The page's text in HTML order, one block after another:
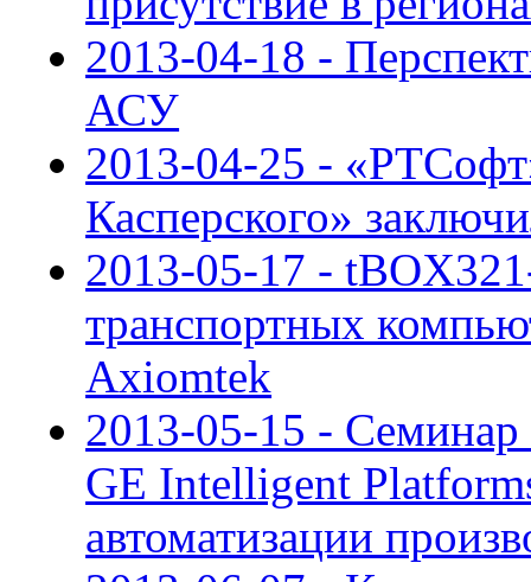
2013-04-18 -
АСУ
2013-04-25 -
Касперского»
2013-05-17 -
транспортных
Axiomtek
2013-05-15 -
GE Intelligent
автоматизации